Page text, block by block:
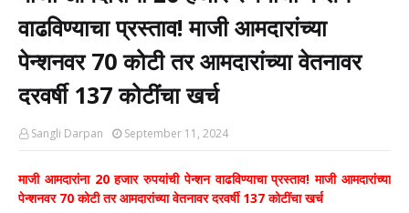
वाढविण्याचा प्रस्ताव! माजी आमदारांच्या
पेन्शनवर 70 कोटी तर आमदारांच्या वेतनावर
दरवर्षी 137 कोटींचा खर्च
Sangli Darpan September 11, 2024
माजी आमदारांना 20 हजार रुपयांची पेन्शन वाढविण्याचा प्रस्ताव! माजी आमदारांच्या
पेन्शनवर 70 कोटी तर आमदारांच्या वेतनावर दरवर्षी 137 कोटींचा खर्च